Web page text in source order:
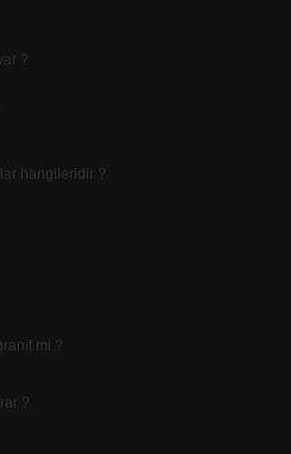
?
hangileridir ?
mi ?
?